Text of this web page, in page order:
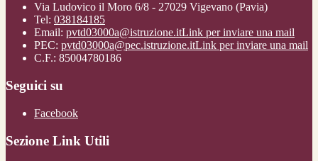
Via Ludovico il Moro 6/8 - 27029 Vigevano (Pavia)
Tel: 038184185
Email: pvtd03000a@istruzione.itLink per inviare una mail
PEC: pvtd03000a@pec.istruzione.itLink per inviare una mail
C.F.: 85004780186
Seguici su
Facebook
Sezione Link Utili